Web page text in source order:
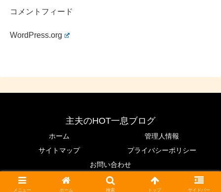
まとめ
コメントフィード
WordPress.org
主夫のHOT一息ブログ
ホーム
管理人情報
サイトマップ
プライバシーポリシー
お問い合わせ
© 2020 主夫のHOT一息ブログ.
メニュー ホーム 検索 トップ サイドバー